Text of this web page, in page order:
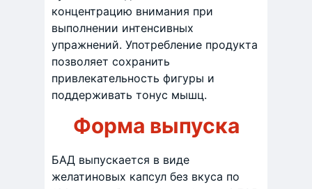
концентрацию внимания при
выполнении интенсивных
упражнений. Употребление продукта
позволяет сохранить
привлекательность фигуры и
поддерживать тонус мышц.
Форма выпуска
БАД выпускается в виде
желатиновых капсул без вкуса по